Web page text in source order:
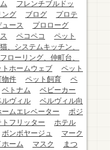
フレンチブルドッ
ング ブログ
プロテ
ュース
プロローグ
ペコペコ
ペット
、システムキッチン、
ローリング、仲町台、
トホームウェブ
ペット
物件 ペット飼育
ペ
ベトナム
ベビーカー
ルヴィル
ベルヴィル向
ームエレベーター
ポジ
トフリッター
ホテル
ボンボヤージュ
マーク
ホーム マスク
まつ